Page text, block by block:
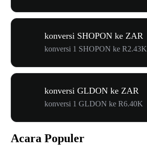
konversi SHOPON ke ZAR
konversi 1 SHOPON ke R2.43K
konversi GLDON ke ZAR
konversi 1 GLDON ke R6.40K
Acara Populer